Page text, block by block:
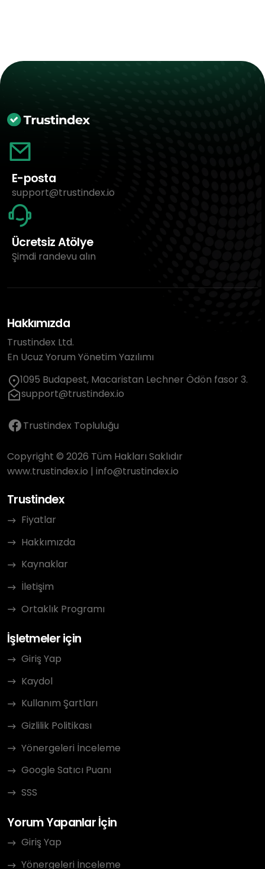
E-posta
support@trustindex.io
Ücretsiz Atölye
Şimdi randevu alın
Hakkımızda
Trustindex Ltd.
En Ucuz Yorum Yönetim Yazılımı
1095 Budapest, Macaristan Lechner Ödön fasor 3.
support@trustindex.io
Trustindex Topluluğu
Copyright © 2026 Tüm Hakları Saklıdır
www.trustindex.io | info@trustindex.io
Trustindex
Fiyatlar
Hakkımızda
Kaynaklar
İletişim
Ortaklık Programı
İşletmeler için
Giriş Yap
Kaydol
Kullanım Şartları
Gizlilik Politikası
Yönergeleri İnceleme
Google Satıcı Puanı
SSS
Yorum Yapanlar İçin
Giriş Yap
Yönergeleri İnceleme